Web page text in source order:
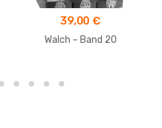
39,00€
Walch – Band 20